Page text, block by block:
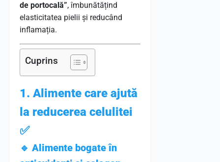
de portocală”, îmbunătățind
elasticitatea pielii și reducând
inflamația.
Cuprins
1. Alimente care ajută
la reducerea celulitei
✅
🔹 Alimente bogate în